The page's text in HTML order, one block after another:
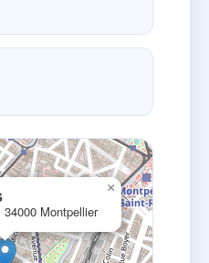
Montpellier
×